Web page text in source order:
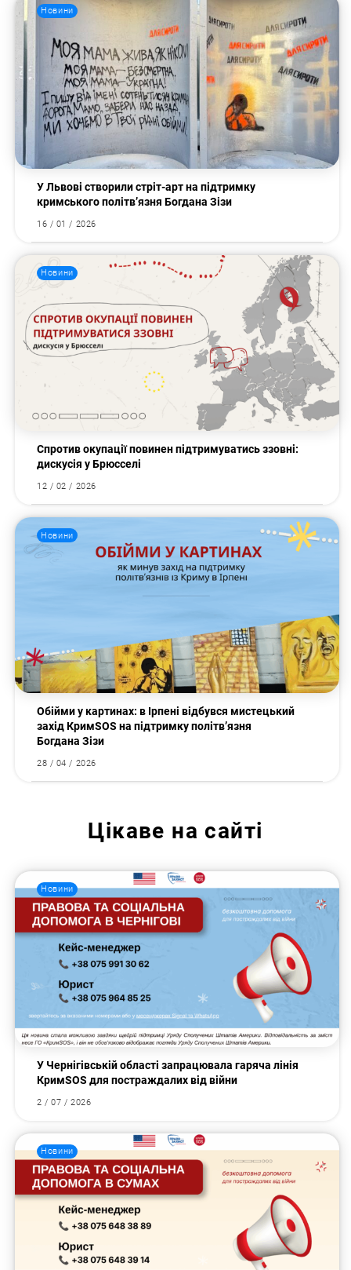
Пошук за запитом:
Новини
У Львові створили стріт-арт на підтримку
кримського політв’язня Богдана Зізи
16 / 01 / 2026
Новини
Спротив окупації повинен підтримуватись ззовні:
дискусія у Брюсселі
12 / 02 / 2026
Новини
Обійми у картинах: в Ірпені відбувся мистецький
захід КримSOS на підтримку політв’язня
Богдана Зізи
28 / 04 / 2026
Цікаве на сайті
Новини
У Чернігівській області запрацювала гаряча лінія
КримSOS для постраждалих від війни
2 / 07 / 2026
Новини